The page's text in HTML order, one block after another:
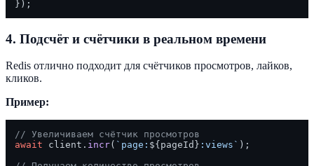
4. Подсчёт и счётчики в реальном времени
Redis отлично подходит для счётчиков просмотров, лайков,
кликов.
Пример:
// Увеличиваем счётчик просмотров
await client. incr( `page: ${pageId} :views` );